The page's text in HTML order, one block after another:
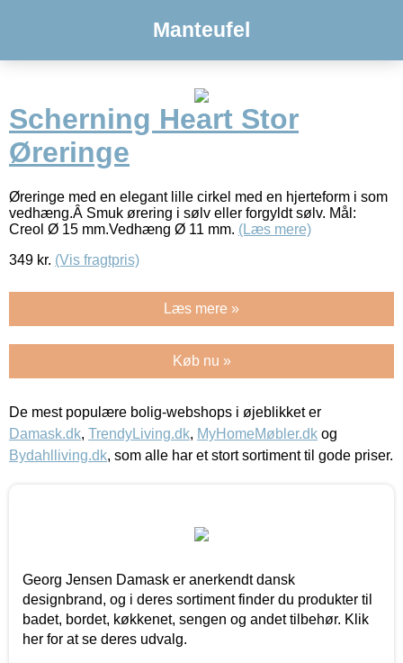
Manteufel
Scherning Heart Stor
Øreringe
Øreringe med en elegant lille cirkel med en hjerteform i som
vedhæng.Â Smuk ørering i sølv eller forgyldt sølv. Mål:
Creol Ø 15 mm.Vedhæng Ø 11 mm. (Læs mere)
349 kr. (Vis fragtpris)
Læs mere »
Køb nu »
De mest populære bolig-webshops i øjeblikket er
Damask.dk, TrendyLiving.dk, MyHomeMøbler.dk og
Bydahlliving.dk, som alle har et stort sortiment til gode priser.
Georg Jensen Damask er anerkendt dansk
designbrand, og i deres sortiment finder du produkter til
badet, bordet, køkkenet, sengen og andet tilbehør. Klik
her for at se deres udvalg.